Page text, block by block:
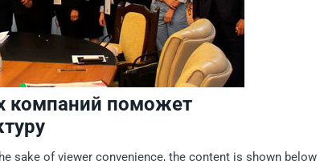
компаний поможет
sake of viewer convenience, the content is shown below